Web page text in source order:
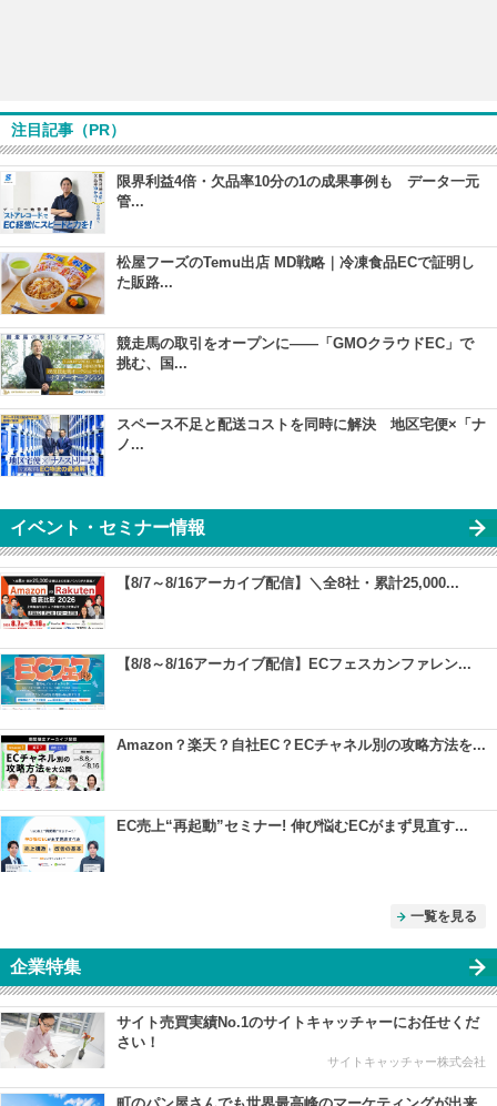
注目記事（PR）
限界利益4倍・欠品率10分の1の成果事例も データ一元
管...
松屋フーズのTemu出店 MD戦略｜冷凍食品ECで証明し
た販路...
競走馬の取引をオープンに――「GMOクラウドEC」で
挑む、国...
スペース不足と配送コストを同時に解決 地区宅便×「ナ
ノ...
イベント・セミナー情報
【8/7～8/16アーカイブ配信】＼全8社・累計25,000...
【8/8～8/16アーカイブ配信】ECフェスカンファレン...
Amazon？楽天？自社EC？ECチャネル別の攻略方法を...
EC売上“再起動”セミナー! 伸び悩むECがまず見直す...
一覧を見る
企業特集
サイト売買実績No.1のサイトキャッチャーにお任せくだ
さい！
サイトキャッチャー株式会社